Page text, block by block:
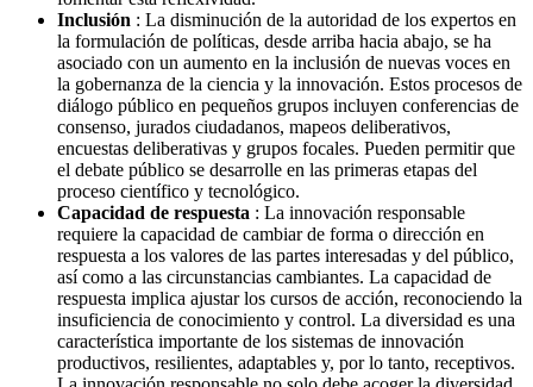
Inclusión : La disminución de la autoridad de los expertos en
la formulación de políticas, desde arriba hacia abajo, se ha
asociado con un aumento en la inclusión de nuevas voces en
la gobernanza de la ciencia y la innovación. Estos procesos de
diálogo público en pequeños grupos incluyen conferencias de
consenso, jurados ciudadanos, mapeos deliberativos,
encuestas deliberativas y grupos focales. Pueden permitir que
el debate público se desarrolle en las primeras etapas del
proceso científico y tecnológico.
Capacidad de respuesta : La innovación responsable
requiere la capacidad de cambiar de forma o dirección en
respuesta a los valores de las partes interesadas y del público,
así como a las circunstancias cambiantes. La capacidad de
respuesta implica ajustar los cursos de acción, reconociendo la
insuficiencia de conocimiento y control. La diversidad es una
característica importante de los sistemas de innovación
productivos, resilientes, adaptables y, por lo tanto, receptivos.